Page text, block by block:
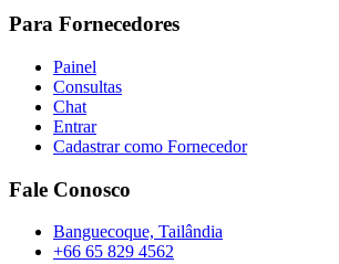
Para Fornecedores
Painel
Consultas
Chat
Entrar
Cadastrar como Fornecedor
Fale Conosco
Banguecoque, Tailândia
+66 65 829 4562